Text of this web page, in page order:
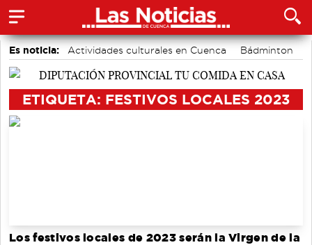
Es noticia: Actividades culturales en Cuenca
Bádminton
Motor
Área de Deportes
ETIQUETA: FESTIVOS LOCALES 2023
Los festivos locales de 2023 serán la Virgen de la